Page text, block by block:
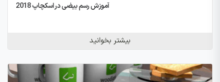
آموزش رسم بیضی در اسکچاپ 2018
بیشتر بخوانید